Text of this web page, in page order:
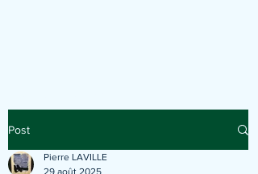
Post
Pierre LAVILLE
29 août 2025